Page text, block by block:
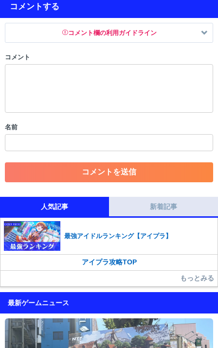
コメントする
コメント欄の利用ガイドライン
以下の書き込みを禁止とし、場合によってはコメント削除や書き込み制
・一度削除された投稿を再び投稿すること
・アカウントの売買など金銭が絡む内容の投稿
・各ゲームのネタバレを含む内容の投稿
・その他、管理者が不適切と判断した投稿
だけますでしょうか。
コメントの削除を申請する※投稿内容を確認後、順次対応さ
せていただきます。ご了承ください。
※一度削除したコメントは復元ができませんのでご注意くだ
さい。
また、過度な利用規約の違反や、弊社に損害の及ぶ内容の書き込みがあ
った場合は、法的措置をとらせていただく場合もございますので、あら
コメント
名前
人気記事 新着記事
最強アイドルランキング【アイプラ】
アイプラ攻略TOP
もっとみる
最新ゲームニュース